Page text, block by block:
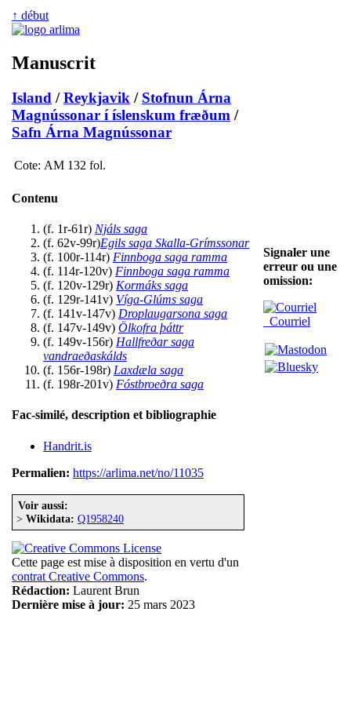
↑ début
Manuscrit
Island /Reykjavik / Stofnun Árna
Magnússonar í íslenskum fræðum /
Safn Árna Magnússonar
Cote: AM 132 fol.
Contenu
(f. 1r-61r) Njáls saga
(f. 62v-99r)Egils saga Skalla-Grímssonar
(f. 100r-114r) Finnboga saga ramma
(f. 114r-120v) Finnboga saga ramma
(f. 120v-129r) Kormáks saga
(f. 129r-141v) Víga-Glúms saga
(f. 141v-147v) Droplaugarsona saga
(f. 147v-149v) Ölkofra þáttr
(f. 149v-156r) Hallfreðar saga
vandraeðaskálds
(f. 156r-198r) Laxdæla saga
(f. 198r-201v) Fóstbroeðra saga
Fac-similé, description et bibliographie
Handrit.is
Permalien: https://arlima.net/no/11035
Voir aussi:
> Wikidata: Q1958240
Cette page est mise à disposition en vertu d'un
contrat Creative Commons.
Rédaction: Laurent Brun
Dernière mise à jour: 25 mars 2023
Signaler une
erreur ou une
omission:
Courriel